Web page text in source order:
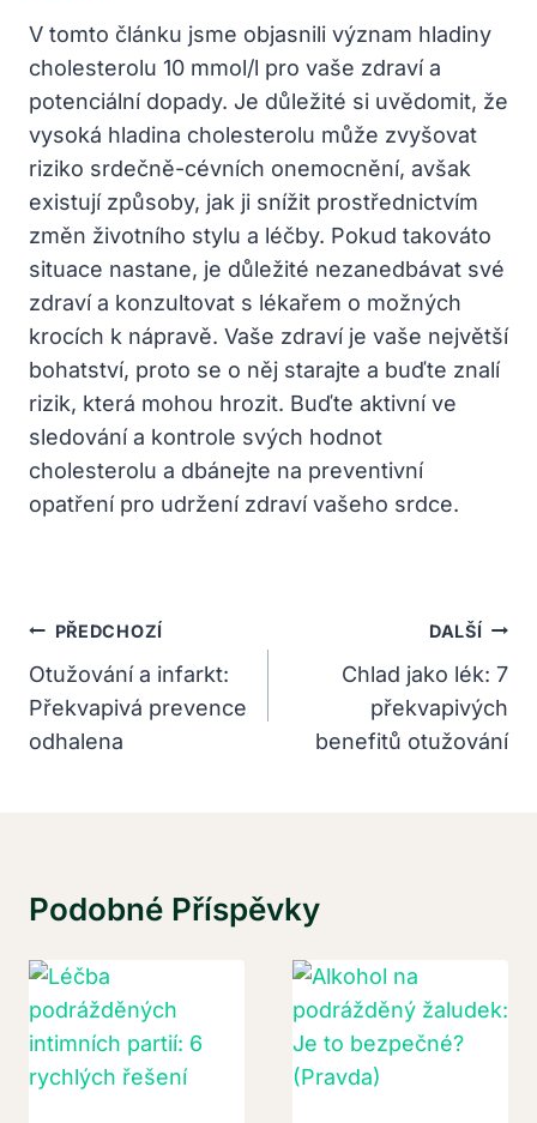
V tomto článku jsme objasnili význam hladiny
cholesterolu 10 mmol/l pro vaše zdraví a
potenciální dopady. Je důležité si uvědomit, že
vysoká hladina cholesterolu může zvyšovat
riziko srdečně-cévních onemocnění, avšak
existují způsoby, jak ji snížit prostřednictvím
změn životního stylu a léčby. Pokud takováto
situace nastane, je důležité nezanedbávat své
zdraví a konzultovat s lékařem o možných
krocích k nápravě. Vaše zdraví je vaše největší
bohatství, proto se o něj starajte a buďte znalí
rizik, která mohou hrozit. Buďte aktivní ve
sledování a kontrole svých hodnot
cholesterolu a dbánejte na preventivní
opatření pro udržení zdraví vašeho srdce.
Navigace
Pro
Příspěvek
PŘEDCHOZÍ
Otužování a infarkt:
Překvapivá prevence
odhalena
DALŠÍ
Chlad jako lék: 7
překvapivých
benefitů otužování
Podobné Příspěvky